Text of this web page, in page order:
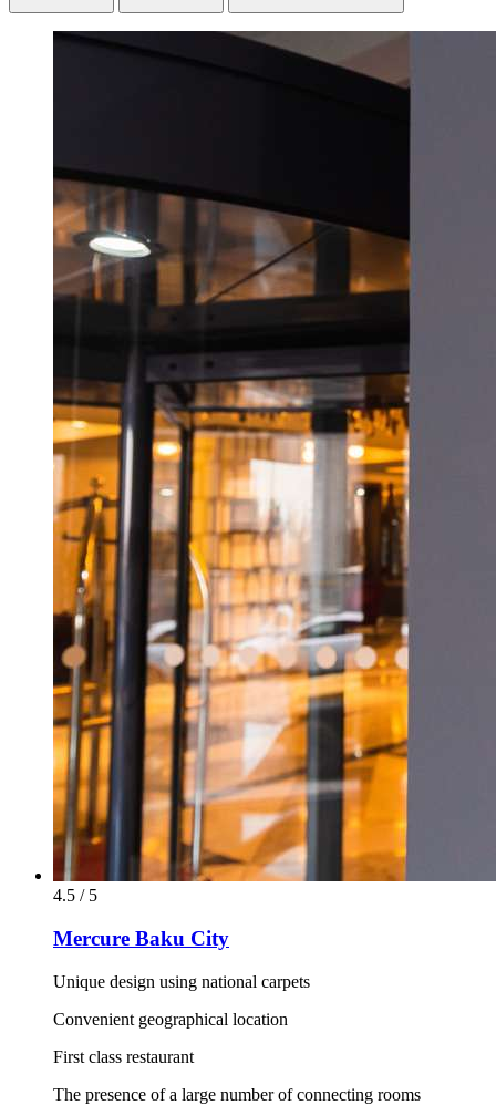
4.5 / 5
Mercure Baku City
Unique design using national carpets
Convenient geographical location
First class restaurant
The presence of a large number of connecting rooms